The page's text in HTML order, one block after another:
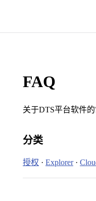
FAQ
关于DTS平台软件
分类
授权 · Explorer·